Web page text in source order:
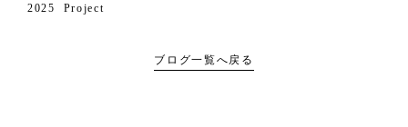
2025 Project
ブログ一覧へ戻る